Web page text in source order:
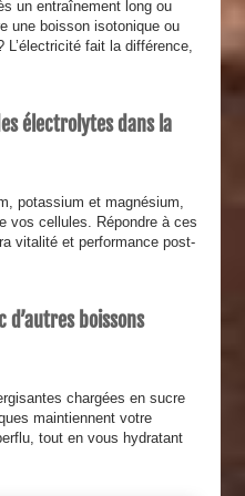
un entraînement long ou
une boisson isotonique ou
fait la différence,
électrolytes dans la
potassium et magnésium,
vos cellules. Répondre à ces
vitalité et performance post-
d’autres boissons
chargées en sucre
maintiennent votre
tout en vous hydratant